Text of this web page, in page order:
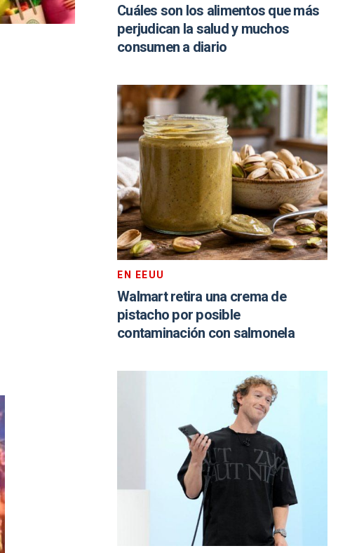
Cuáles son los alimentos que más
perjudican la salud y muchos
consumen a diario
EN EEUU
Walmart retira una crema de
pistacho por posible
contaminación con salmonela